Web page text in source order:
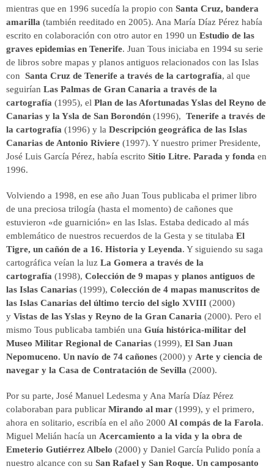
mientras que en 1996 sucedía la propio con Santa Cruz, bandera
amarilla (también reeditado en 2005). Ana María Díaz Pérez había
escrito en colaboración con otro autor en 1990 un Estudio de las
graves epidemias en Tenerife. Juan Tous iniciaba en 1994 su serie
de libros sobre mapas y planos antiguos relacionados con las Islas
con Santa Cruz de Tenerife a través de la cartografía, al que
seguirían Las Palmas de Gran Canaria a través de la
cartografía (1995), el Plan de las Afortunadas Yslas del Reyno de
Canarias y la Ysla de San Borondón (1996), Tenerife a través de
la cartografía (1996) y la Descripción geográfica de las Islas
Canarias de Antonio Riviere (1997). Y nuestro primer Presidente,
José Luis García Pérez, había escrito Sitio Litre. Parada y fonda en
1996.
Volviendo a 1998, en ese año Juan Tous publicaba el primer libro
de una preciosa trilogía (hasta el momento) de cañones que
estuvieron «de guarnición» en las Islas. Estaba dedicado al más
emblemático de nuestros recuerdos de la Gesta y se titulaba El
Tigre, un cañón de a 16. Historia y Leyenda. Y siguiendo su saga
cartográfica veían la luz La Gomera a través de la
cartografía (1998), Colección de 9 mapas y planos antiguos de
las Islas Canarias (1999), Colección de 4 mapas manuscritos de
las Islas Canarias del último tercio del siglo XVIII (2000)
y Vistas de las Yslas y Reyno de la Gran Canaria (2000). Pero el
mismo Tous publicaba también una Guía histórica-militar del
Museo Militar Regional de Canarias (1999), El San Juan
Nepomuceno. Un navío de 74 cañones (2000) y Arte y ciencia de
navegar y la Casa de Contratación de Sevilla (2000).
Por su parte, José Manuel Ledesma y Ana María Díaz Pérez
colaboraban para publicar Mirando al mar (1999), y el primero,
ahora en solitario, escribía en el año 2000 Al compás de la Farola.
Miguel Melián hacía un Acercamiento a la vida y la obra de
Emeterio Gutiérrez Albelo (2000) y Daniel García Pulido ponía a
nuestro alcance con su San Rafael y San Roque. Un camposanto